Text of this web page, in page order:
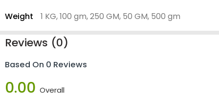
considera un gran medicamento purificador de la
causadas por impurezas de la sangre.
DOSIS: Bahu Phali Churna debe tomarse según lo
Weight 1 KG, 100 gm, 250 GM, 50 GM, 500 gm
Reviews (0)
Based On 0 Reviews
0.00 Overall